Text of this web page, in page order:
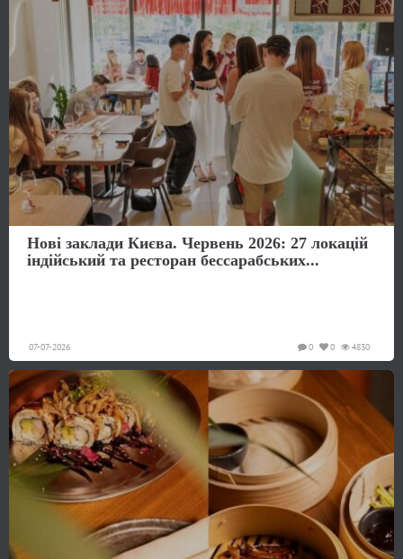
Нові заклади Києва. Червень 2026: 27 локацій
індійський та ресторан бессарабських...
07-07-2026 4830
0
0